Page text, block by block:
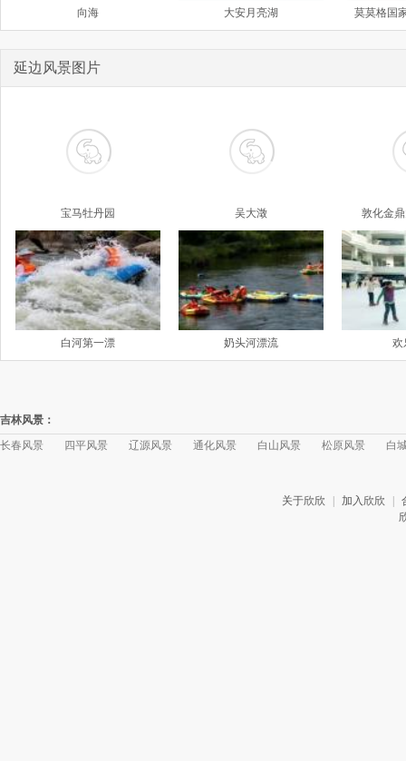
向海 大安月亮湖 莫莫格国
延边风景图片
宝马牡丹园 吴大澂 敦化金
白河第一漂 奶头河漂流 欢
吉林风景：
长春风景
四平风景 辽源风景 通化风景 白山风景 松原风景 白
关于欣欣 加入欣欣